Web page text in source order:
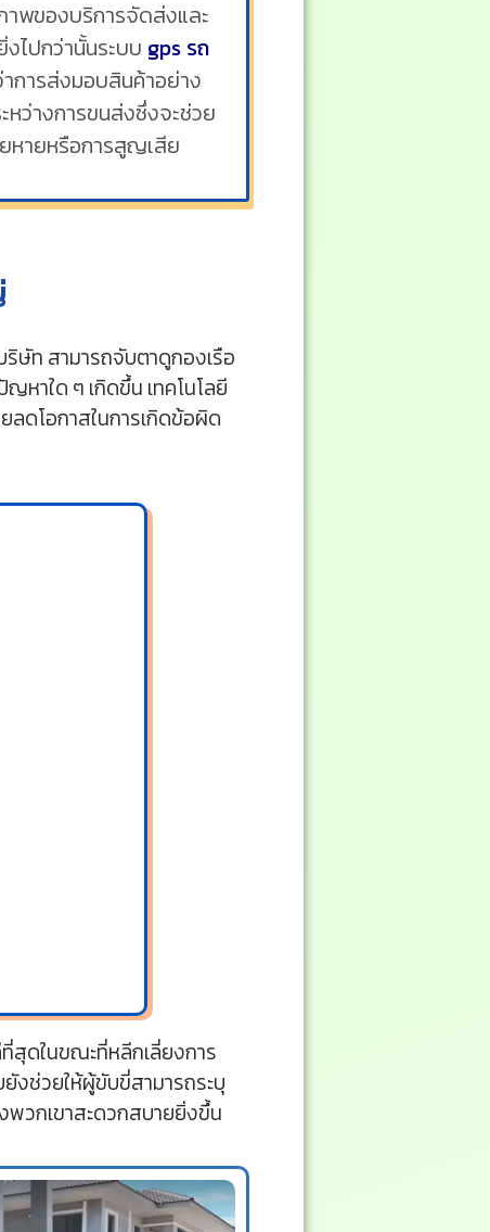
พของบริการจัดส่งและ
ไปกว่านั้นระบบ gps รถ
าการส่งมอบสินค้าอย่าง
ว่างการขนส่งซึ่งจะช่วย
หายหรือการสูญเสีย
ษัท สามารถจับตาดูกองเรือ
หาใด ๆ เกิดขึ้น เทคโนโลยี
ลดโอกาสในการเกิดข้อผิด
สุดในขณะที่หลีกเลี่ยงการ
งช่วยให้ผู้ขับขี่สามารถระบุ
พวกเขาสะดวกสบายยิ่งขึ้น